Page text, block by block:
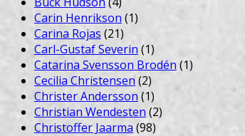
Carin Henrikson (1)
Carina Rojas (21)
Carl-Gustaf Severin(1)
Catarina Svensson Brodén(1)
Cecilia Christensen (2)
Christer Andersson(1)
Christian Wendesten (2)
Christoffer Jaarma(98)